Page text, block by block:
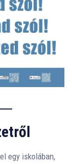
egy iskolában,